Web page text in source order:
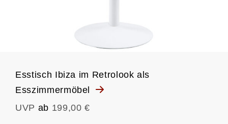
Esstisch Ibiza im Retrolook als
Esszimmermöbel
UVP ab 199,00 €